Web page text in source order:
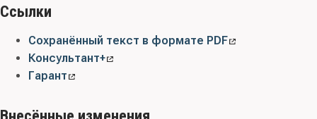
Ссылки
Сохранённый текст в формате PDF
Консультант+
Гарант
Внесённые изменения